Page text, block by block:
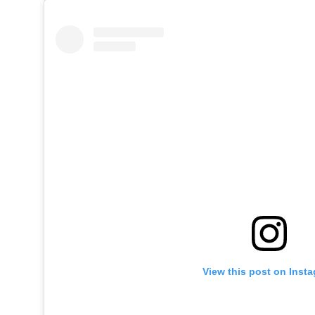
View this post on